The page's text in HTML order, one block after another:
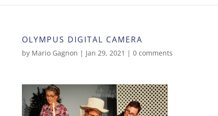
OLYMPUS DIGITAL CAMERA
by Mario Gagnon | Jan 29, 2021 | 0 comments